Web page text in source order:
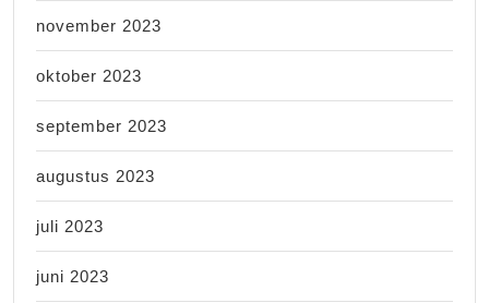
november 2023
oktober 2023
september 2023
augustus 2023
juli 2023
juni 2023